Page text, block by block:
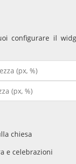
configurare il
chiesa
e celebrazioni